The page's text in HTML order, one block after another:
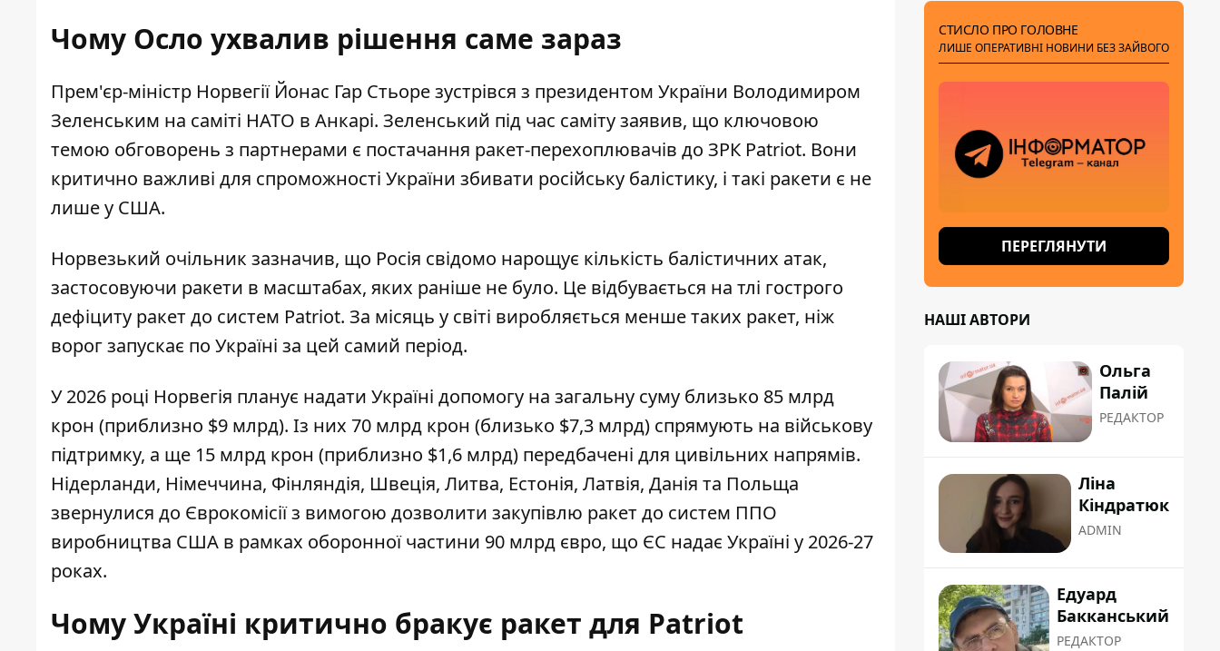
Чому Осло ухвалив рішення саме зараз
Прем'єр-міністр Норвегії Йонас Гар Стьоре зустрівся з президентом України Володимиром
Зеленським на саміті НАТО в Анкарі. Зеленський під час саміту заявив, що ключовою
темою обговорень з партнерами є постачання ракет-перехоплювачів до ЗРК Patriot. Вони
критично важливі для спроможності України збивати російську балістику, і такі ракети є не
лише у США.
Норвезький очільник зазначив, що Росія свідомо нарощує кількість балістичних атак,
застосовуючи ракети в масштабах, яких раніше не було. Це відбувається на тлі гострого
дефіциту ракет до систем Patriot. За місяць у світі виробляється менше таких ракет, ніж
ворог запускає по Україні за цей самий період.
У 2026 році Норвегія планує надати Україні допомогу на загальну суму близько 85 млрд
крон (приблизно $9 млрд). Із них 70 млрд крон (близько $7,3 млрд) спрямують на військову
підтримку, а ще 15 млрд крон (приблизно $1,6 млрд) передбачені для цивільних напрямів.
Нідерланди, Німеччина, Фінляндія, Швеція, Литва, Естонія, Латвія, Данія та Польща
звернулися до Єврокомісії з вимогою дозволити закупівлю ракет до систем ППО
виробництва США в рамках оборонної частини 90 млрд євро, що ЄС надає Україні у 2026-27
роках.
Чому Україні критично бракує ракет для Patriot
СТИСЛО ПРО ГОЛОВНЕ
ЛИШЕ ОПЕРАТИВНІ НОВИНИ БЕЗ ЗАЙВОГО
ПЕРЕГЛЯНУТИ
НАШІ АВТОРИ
Ольга
Палій
РЕДАКТОР
Ліна
Кіндратюк
ADMIN
Едуард
Бакканський
РЕДАКТОР